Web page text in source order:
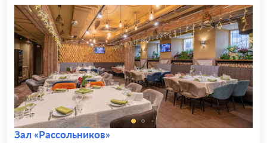
Зал «Рассольников»